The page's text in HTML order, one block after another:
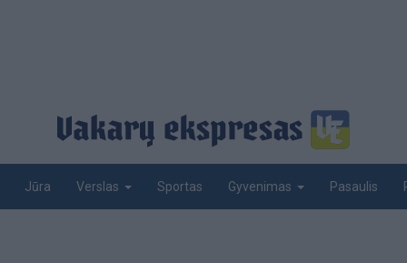
Jūra Verslas Sportas Gyvenimas Pasaulis